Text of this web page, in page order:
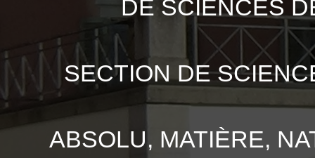
DE SCIENCES
SECTION DE
ABSOLU, MATIÈRE,